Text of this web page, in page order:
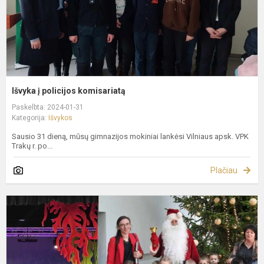
Išvyka į policijos komisariatą
Paskelbta: 2024-01-31
Kategorija: Išvykos
Sausio 31 dieną, mūsų gimnazijos mokiniai lankėsi Vilniaus apsk. VPK
Trakų r. po...
Plačiau